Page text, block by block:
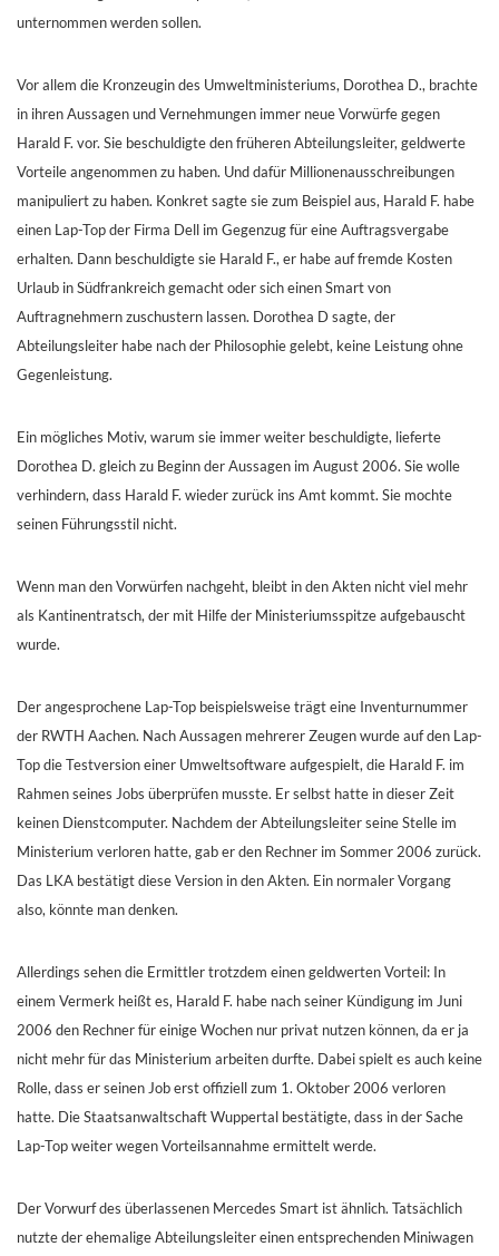
unternommen werden sollen.
Vor allem die Kronzeugin des Umweltministeriums, Dorothea D., brachte
in ihren Aussagen und Vernehmungen immer neue Vorwürfe gegen
Harald F. vor. Sie beschuldigte den früheren Abteilungsleiter, geldwerte
Vorteile angenommen zu haben. Und dafür Millionenausschreibungen
manipuliert zu haben. Konkret sagte sie zum Beispiel aus, Harald F. habe
einen Lap-Top der Firma Dell im Gegenzug für eine Auftragsvergabe
erhalten. Dann beschuldigte sie Harald F., er habe auf fremde Kosten
Urlaub in Südfrankreich gemacht oder sich einen Smart von
Auftragnehmern zuschustern lassen. Dorothea D sagte, der
Abteilungsleiter habe nach der Philosophie gelebt, keine Leistung ohne
Gegenleistung.
Ein mögliches Motiv, warum sie immer weiter beschuldigte, lieferte
Dorothea D. gleich zu Beginn der Aussagen im August 2006. Sie wolle
verhindern, dass Harald F. wieder zurück ins Amt kommt. Sie mochte
seinen Führungsstil nicht.
Wenn man den Vorwürfen nachgeht, bleibt in den Akten nicht viel mehr
als Kantinentratsch, der mit Hilfe der Ministeriumsspitze aufgebauscht
wurde.
Der angesprochene Lap-Top beispielsweise trägt eine Inventurnummer
der RWTH Aachen. Nach Aussagen mehrerer Zeugen wurde auf den Lap-
Top die Testversion einer Umweltsoftware aufgespielt, die Harald F. im
Rahmen seines Jobs überprüfen musste. Er selbst hatte in dieser Zeit
keinen Dienstcomputer. Nachdem der Abteilungsleiter seine Stelle im
Ministerium verloren hatte, gab er den Rechner im Sommer 2006 zurück.
Das LKA bestätigt diese Version in den Akten. Ein normaler Vorgang
also, könnte man denken.
Allerdings sehen die Ermittler trotzdem einen geldwerten Vorteil: In
einem Vermerk heißt es, Harald F. habe nach seiner Kündigung im Juni
2006 den Rechner für einige Wochen nur privat nutzen können, da er ja
nicht mehr für das Ministerium arbeiten durfte. Dabei spielt es auch keine
Rolle, dass er seinen Job erst offiziell zum 1. Oktober 2006 verloren
hatte. Die Staatsanwaltschaft Wuppertal bestätigte, dass in der Sache
Lap-Top weiter wegen Vorteilsannahme ermittelt werde.
Der Vorwurf des überlassenen Mercedes Smart ist ähnlich. Tatsächlich
nutzte der ehemalige Abteilungsleiter einen entsprechenden Miniwagen